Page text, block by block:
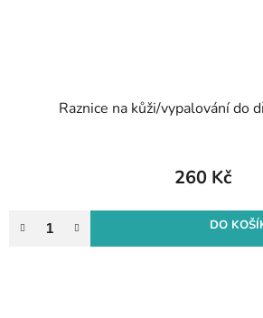
Raznice na kůži/vypalování do
260 Kč
DO